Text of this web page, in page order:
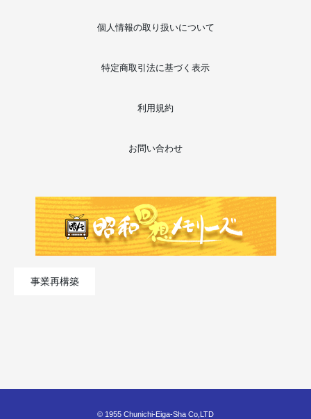
個人情報の取り扱いについて
特定商取引法に基づく表示
利用規約
お問い合わせ
事業再構築
© 1955 Chunichi-Eiga-Sha Co,LTD